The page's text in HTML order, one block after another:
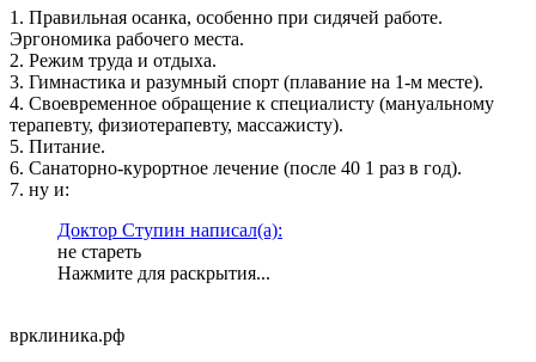
1. Правильная осанка, особенно при сидячей работе.
Эргономика рабочего места.
2. Режим труда и отдыха.
3. Гимнастика и разумный спорт (плавание на 1-м месте).
4. Своевременное обращение к специалисту (мануальному
терапевту, физиотерапевту, массажисту).
5. Питание.
6. Санаторно-курортное лечение (после 40 1 раз в год).
7. ну и:
Доктор Ступин написал(а):
не стареть
Нажмите для раскрытия...
врклиника.рф